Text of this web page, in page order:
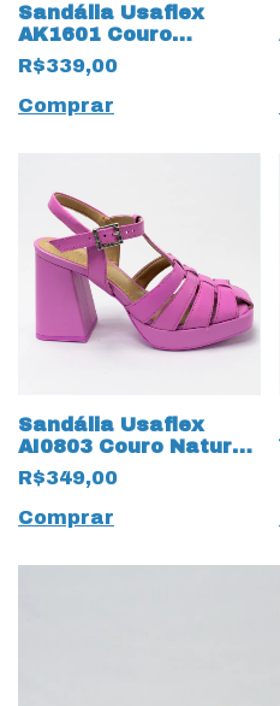
Sandália Usaflex
AK1601 Couro
Natural Salto Bloco
Vinho
R$339,00
Comprar
Sandália Usaflex
AI0803 Couro Natural
com Salto Bloco Rosa
Penélope
R$349,00
Comprar